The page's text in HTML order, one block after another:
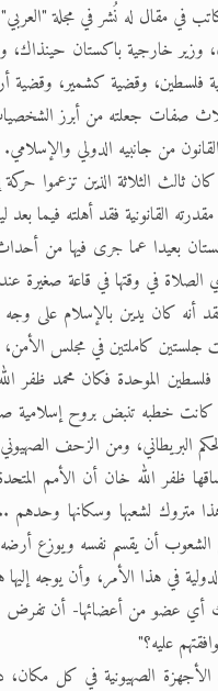
في مقال له نُشر في مجلة
خارجية باكستان حينذاك،
وقضية كشمير، وقضية
صفات جعلته من أبرز
من جانبيه الدولي والإسلامي.
ثالث الثلاثة الذين تزعموا
القانونية فقد أهلته فيما
بعيدا عما جرى فيها من
في وقتها في قاعة صغيرة
أنه كان يدين بالإسلام على
كاملتين في مجلس
الموحدة فكان محمد ظفر
كما كانت خطبه تنبض بروح
البريطاني، ومن الزحف
ساقها ظفر الله خان أن الأمم
هذا متروك لشعبها وسكانها
أن يقسم نفسه ويوزع
في هذا الأمر، وأن يوجه إليها
أي عضو من أعضائها- أن
عليه؟"
الصهيونية في كل